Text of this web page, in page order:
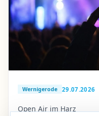
Wernigerode 29.07.2026
Open Air im Harz